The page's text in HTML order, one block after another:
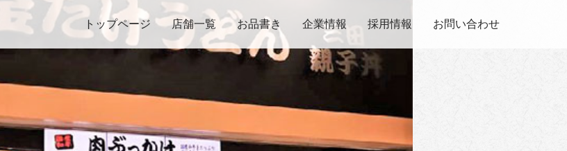
トップページ 店舗一覧 お品書き 企業情報 採用情報 お問い合わせ